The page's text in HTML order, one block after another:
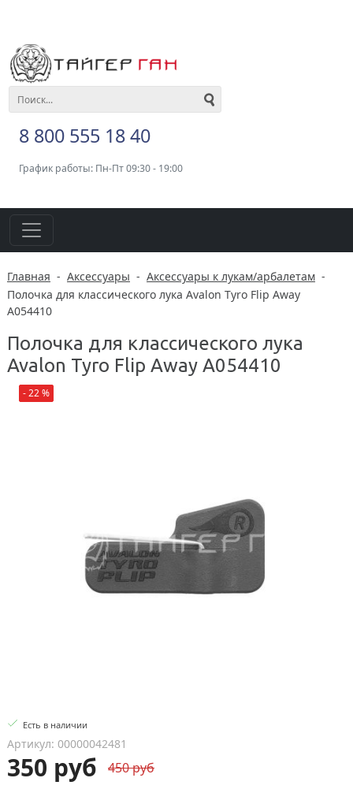
8 800 555 18 40
График работы: Пн-Пт 09:30 - 19:00
Главная - Аксессуары - Аксессуары к лукам/арбалетам -
Полочка для классического лука Avalon Tyro Flip Away
A054410
Полочка для классического лука
Avalon Tyro Flip Away A054410
- 22 %
Есть в наличии
Артикул: 00000042481
350 руб 450 руб